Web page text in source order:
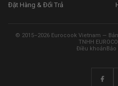
Đặt Hàng & Đổi Trả
© 2015–2026 Eurocook Vietnam —
TNHH
Điều khoản